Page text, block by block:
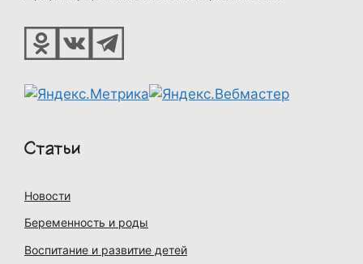
Статьи
Новости
Беременность и роды
Воспитание и развитие детей